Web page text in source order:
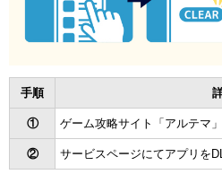
手順
① ゲーム攻略サイト「アルテマ
② サービスページにてアプリを